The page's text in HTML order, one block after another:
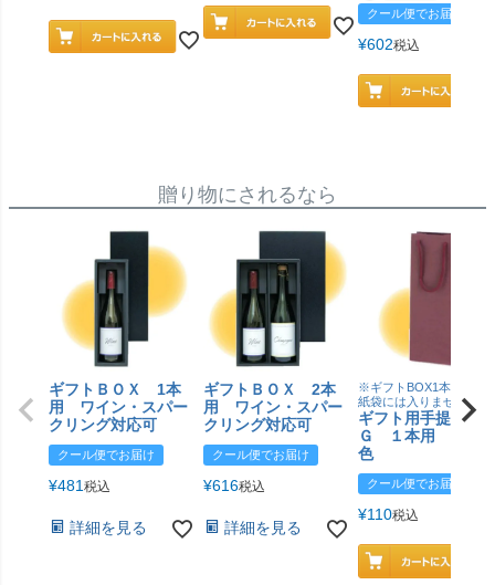
クール便でお届け
¥602税込
贈り物にされるなら
ギフトＢＯＸ 1本
用 ワイン・スパー
クリング対応可
クール便でお届け
¥481税込
詳細を見る
ギフトＢＯＸ 2本
用 ワイン・スパー
クリング対応可
クール便でお届け
¥616税込
詳細を見る
※ギフトBOX1本用はこ
紙袋には入りません
ギフト用手提げＢ
Ｇ １本用 エン
色
クール便でお届け
¥110税込